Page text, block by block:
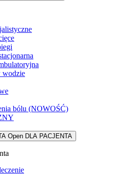
wodzie
bólu (NOWOŚĆ)
Open DLA PACJENTA